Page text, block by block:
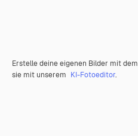
Erstelle deine eigenen Bilder mit dem
sie mit unserem KI-Fotoeditor.